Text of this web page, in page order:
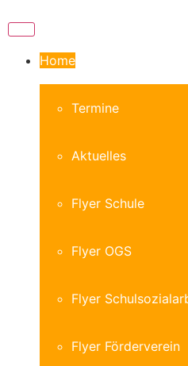
Home
Termine
Aktuelles
Flyer Schule
Flyer OGS
Flyer
Flyer Förderverein